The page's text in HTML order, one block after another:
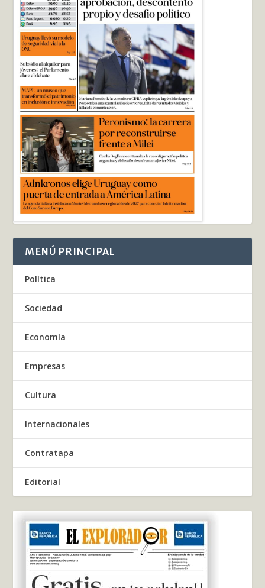
MENÚ PRINCIPAL
Política
Sociedad
Economía
Empresas
Cultura
Internacionales
Contratapa
Editorial